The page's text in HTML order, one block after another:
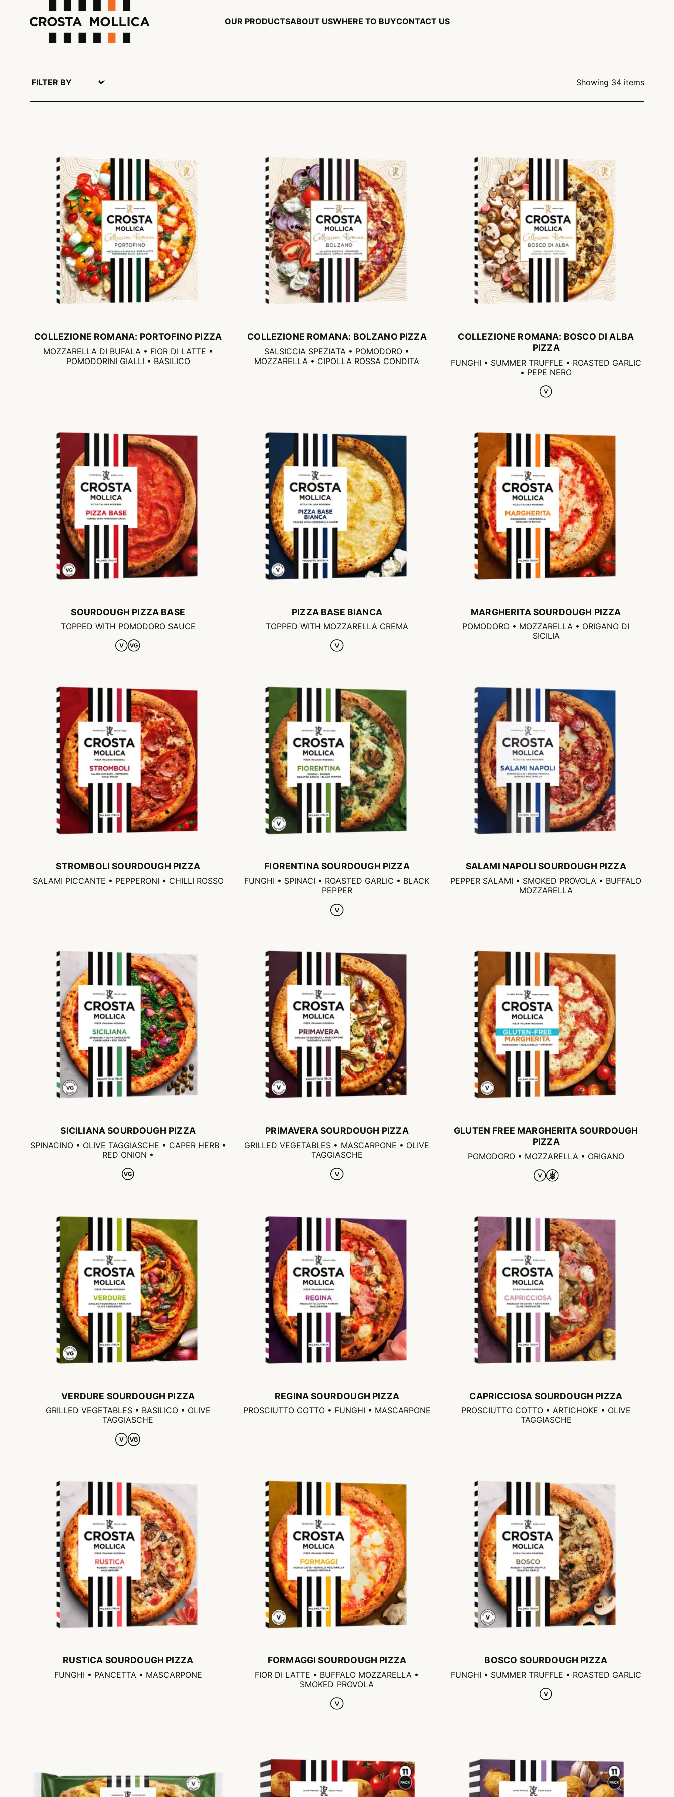
OUR PRODUCTSABOUT USWHERE TO BUYCONTACT US
Showing 34 items
COLLEZIONE ROMANA: PORTOFINO PIZZA
MOZZARELLA DI BUFALA • FIOR DI LATTE •
POMODORINI GIALLI • BASILICO
COLLEZIONE ROMANA: BOLZANO PIZZA
SALSICCIA SPEZIATA • POMODORO •
MOZZARELLA • CIPOLLA ROSSA CONDITA
COLLEZIONE ROMANA: BOSCO DI ALBA
PIZZA
FUNGHI • SUMMER TRUFFLE • ROASTED GARLIC
• PEPE NERO
SOURDOUGH PIZZA BASE
TOPPED WITH POMODORO SAUCE
PIZZA BASE BIANCA
TOPPED WITH MOZZARELLA CREMA
MARGHERITA SOURDOUGH PIZZA
POMODORO • MOZZARELLA • ORIGANO DI
SICILIA
STROMBOLI SOURDOUGH PIZZA
SALAMI PICCANTE • PEPPERONI • CHILLI ROSSO
FIORENTINA SOURDOUGH PIZZA
FUNGHI • SPINACI • ROASTED GARLIC • BLACK
PEPPER
SALAMI NAPOLI SOURDOUGH PIZZA
PEPPER SALAMI • SMOKED PROVOLA • BUFFALO
MOZZARELLA
SICILIANA SOURDOUGH PIZZA
SPINACINO • OLIVE TAGGIASCHE • CAPER HERB •
RED ONION •
PRIMAVERA SOURDOUGH PIZZA
GRILLED VEGETABLES • MASCARPONE • OLIVE
TAGGIASCHE
GLUTEN FREE MARGHERITA SOURDOUGH
PIZZA
POMODORO • MOZZARELLA • ORIGANO
VERDURE SOURDOUGH PIZZA
GRILLED VEGETABLES • BASILICO • OLIVE
TAGGIASCHE
REGINA SOURDOUGH PIZZA
PROSCIUTTO COTTO • FUNGHI • MASCARPONE
CAPRICCIOSA SOURDOUGH PIZZA
PROSCIUTTO COTTO • ARTICHOKE • OLIVE
TAGGIASCHE
RUSTICA SOURDOUGH PIZZA
FUNGHI • PANCETTA • MASCARPONE
FORMAGGI SOURDOUGH PIZZA
FIOR DI LATTE • BUFFALO MOZZARELLA •
SMOKED PROVOLA
BOSCO SOURDOUGH PIZZA
FUNGHI • SUMMER TRUFFLE • ROASTED GARLIC